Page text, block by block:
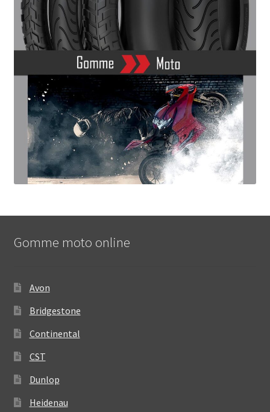
Gomme moto online
Avon
Bridgestone
Continental
CST
Dunlop
Heidenau